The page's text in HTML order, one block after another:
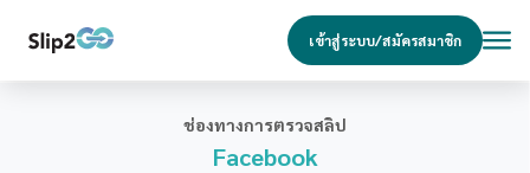
เข้าสู่ระบบ/สมัครสมาชิก
ช่องทางการตรวจสลิป
Facebook